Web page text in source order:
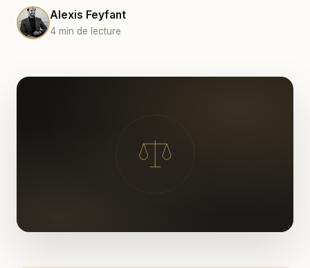
Alexis Feyfant
4 min de lecture